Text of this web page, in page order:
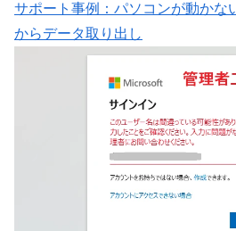
サポート事例：パソコンが動かな
からデータ取り出し